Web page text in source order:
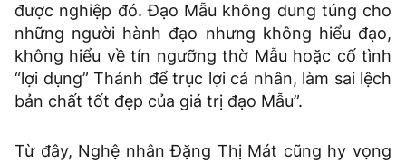
được nghiệp đó. Đạo Mẫu không dung túng cho
những người hành đạo nhưng không hiểu đạo,
không hiểu về tín ngưỡng thờ Mẫu hoặc cố tình
“lợi dụng” Thánh để trục lợi cá nhân, làm sai lệch
bản chất tốt đẹp của giá trị đạo Mẫu”.
Từ đây, Nghệ nhân Đặng Thị Mát cũng hy vọng